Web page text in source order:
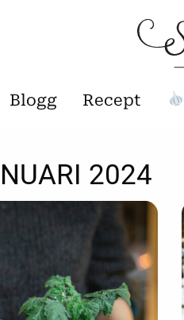
Blogg Recept
2024